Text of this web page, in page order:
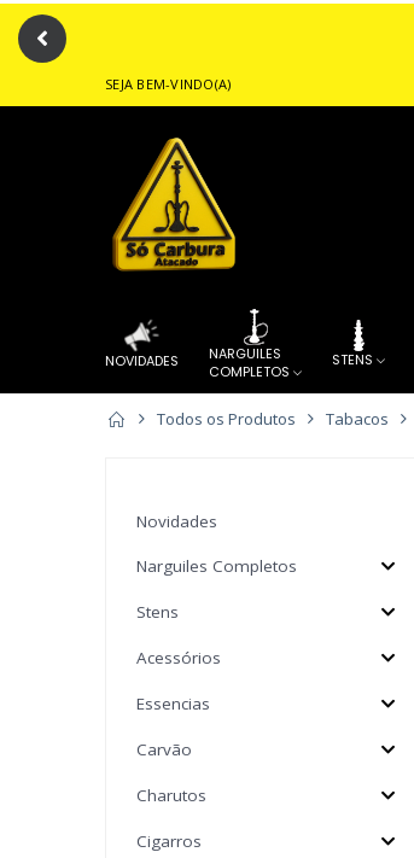
SEJA BEM-VINDO(A)
NOVIDADES
NARGUILES
COMPLETOS
STENS
Todos os Produtos Tabacos
Novidades
Narguiles Completos
Stens
Acessórios
Essencias
Carvão
Charutos
Cigarros